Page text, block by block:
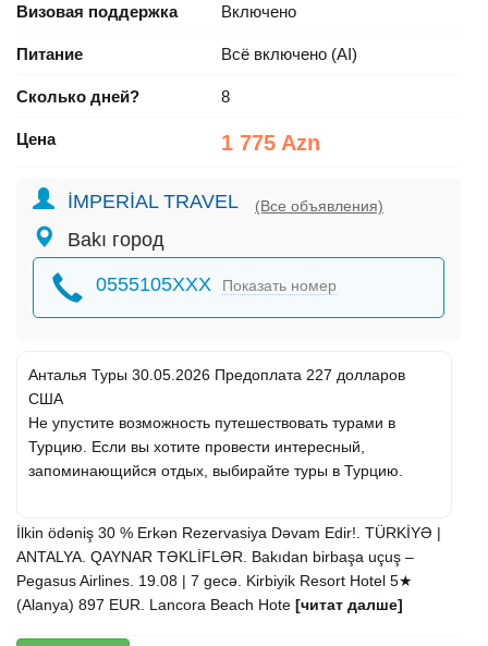
Визовая поддержка Включено
Питание Всё включено (AI)
Сколько дней? 8
Цена 1 775 Azn
İMPERİAL TRAVEL (Все объявления)
Bakı город
0555105XXX Показать номер
Анталья Туры 30.05.2026 Предоплата 227 долларов
США
Не упустите возможность путешествовать турами в
Турцию. Если вы хотите провести интересный,
запоминающийся отдых, выбирайте туры в Турцию.
İlkin ödəniş 30 % Erkən Rezervasiya Dəvam Edir!. TÜRKİYƏ |
ANTALYA. QAYNAR TƏKLİFLƏR. Bakıdan birbaşa uçuş –
Pegasus Airlines. 19.08 | 7 gecə. Kirbiyik Resort Hotel 5★
(Alanya) 897 EUR. Lancora Beach Hote [читат далше]